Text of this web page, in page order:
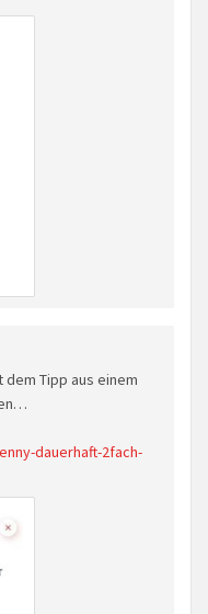
Tipp aus einem
dauerhaft-2fach-